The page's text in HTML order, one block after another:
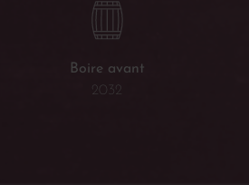
Boire avant
2032